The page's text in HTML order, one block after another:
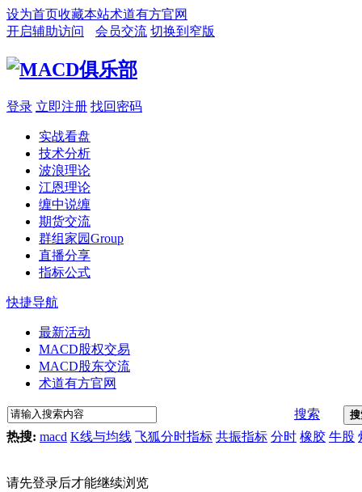
设为首页收藏本站术道有方官网
开启辅助访问
会员交流 切换到窄版
登录 立即注册 找回密码
实战看盘
技术分析
波浪理论
江恩理论
缠中说缠
期货交流
群组家园Group
直播分享
指标公式
快捷导航
最新活动
MACD股权交易
MACD股东交流
术道有方官网
搜索
热搜: macd K线与均线 飞狐分时指标 共振指标 分时 橡胶 牛股
请先登录后才能继续浏览